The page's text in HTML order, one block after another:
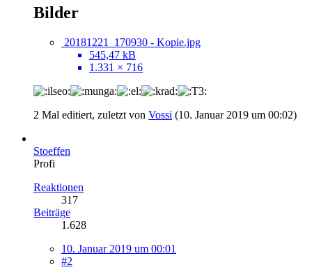
Bilder
20181221_170930 - Kopie.jpg
545,47 kB
1.331 × 716
2 Mal editiert, zuletzt von Vossi (10. Januar 2019 um 00:02)
Stoeffen
Profi
Reaktionen
317
Beiträge
1.628
10. Januar 2019 um 00:01
#2